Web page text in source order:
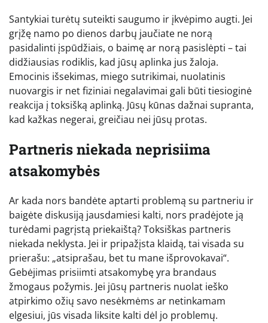
Santykiai turėtų suteikti saugumo ir įkvėpimo augti. Jei
grįžę namo po dienos darbų jaučiate ne norą
pasidalinti įspūdžiais, o baimę ar norą pasislėpti – tai
didžiausias rodiklis, kad jūsų aplinka jus žaloja.
Emocinis išsekimas, miego sutrikimai, nuolatinis
nuovargis ir net fiziniai negalavimai gali būti tiesioginė
reakcija į toksišką aplinką. Jūsų kūnas dažnai supranta,
kad kažkas negerai, greičiau nei jūsų protas.
Partneris niekada neprisiima
atsakomybės
Ar kada nors bandėte aptarti problemą su partneriu ir
baigėte diskusiją jausdamiesi kalti, nors pradėjote ją
turėdami pagrįstą priekaištą? Toksiškas partneris
niekada neklysta. Jei ir pripažįsta klaidą, tai visada su
prierašu: „atsiprašau, bet tu mane išprovokavai“.
Gebėjimas prisiimti atsakomybę yra brandaus
žmogaus požymis. Jei jūsų partneris nuolat ieško
atpirkimo ožių savo nesėkmėms ar netinkamam
elgesiui, jūs visada liksite kalti dėl jo problemų.